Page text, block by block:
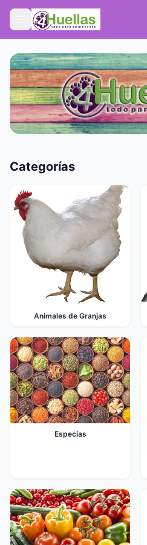
Categorías
Animales de Granjas
Especias